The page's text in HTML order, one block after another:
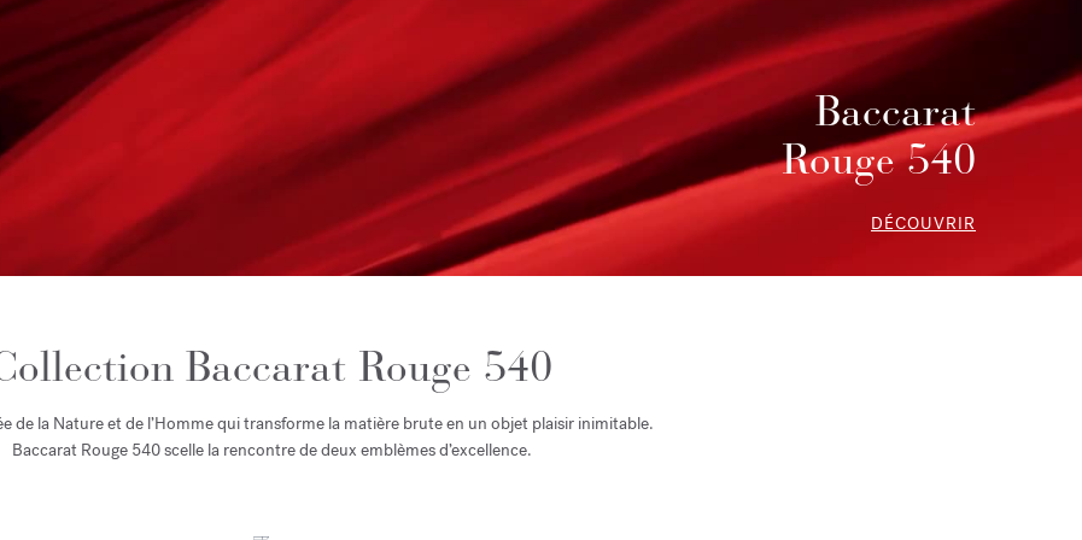
Baccarat
Rouge 540
DÉCOUVRIR
Baccarat Rouge 540
de la Nature et de l’Homme qui transforme la matière brute en un objet plaisir inimitable.
Baccarat Rouge 540 scelle la rencontre de deux emblèmes d’excellence.